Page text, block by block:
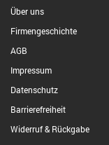
Über uns
Firmengeschichte
AGB
Impressum
Datenschutz
Barrierefreiheit
Widerruf & Rückgabe